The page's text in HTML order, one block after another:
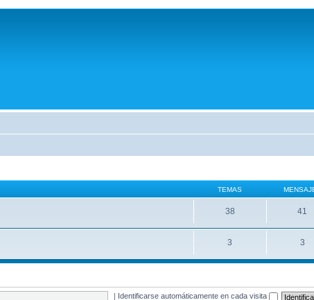
TEMAS
38 41
3 3
Identificarse automáticamente en cada visita